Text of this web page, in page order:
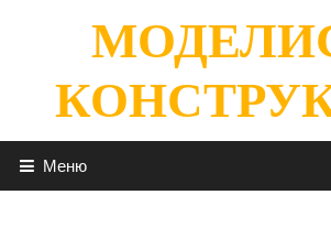
содержимому
Меню